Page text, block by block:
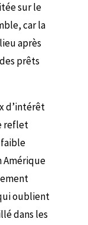
sur le
car la
après
prêts
d’intérêt
reflet
faible
Amérique
oublient
dans les